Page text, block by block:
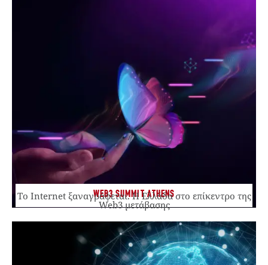
WEB3 SUMMIT ATHENS
Το Internet ξαναγράφεται. Η Ελλάδα στο επίκεντρο της
Web3 μετάβασης